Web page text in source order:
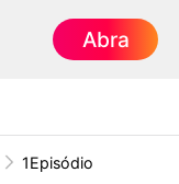
Abra
1Episódio